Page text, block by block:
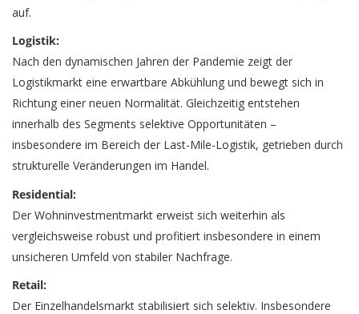
auf.
Logistik:
Nach den dynamischen Jahren der Pandemie zeigt der
Logistikmarkt eine erwartbare Abkühlung und bewegt sich in
Richtung einer neuen Normalität. Gleichzeitig entstehen
innerhalb des Segments selektive Opportunitäten –
insbesondere im Bereich der Last-Mile-Logistik, getrieben durch
strukturelle Veränderungen im Handel.
Residential:
Der Wohninvestmentmarkt erweist sich weiterhin als
vergleichsweise robust und profitiert insbesondere in einem
unsicheren Umfeld von stabiler Nachfrage.
Retail:
Der Einzelhandelsmarkt stabilisiert sich selektiv. Insbesondere